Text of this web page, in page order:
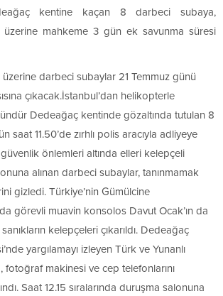
kentine kaçan 8 darbeci subaya,
üzerine mahkeme 3 gün ek savunma süresi
üzerine darbeci subaylar 21 Temmuz günü
çıkacak.İstanbul’dan helikopterle
Dedeağaç kentinde gözaltında tutulan 8
saat 11.50’de zırhlı polis aracıyla adliyeye
güvenlik önlemleri altında elleri kelepçeli
alınan darbeci subaylar, tanınmamak
gizledi. Türkiye’nin Gümülcine
görevli muavin konsolos Davut Ocak’ın da
kelepçeleri çıkarıldı. Dedeağaç
yargılamayı izleyen Türk ve Yunanlı
fotoğraf makinesi ve cep telefonlarını
Saat 12.15 sıralarında duruşma salonuna